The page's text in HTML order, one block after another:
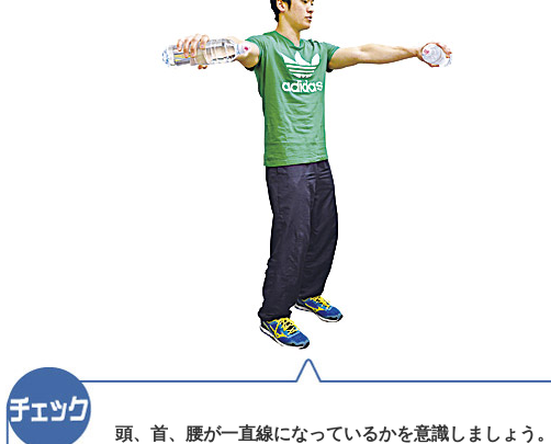
頭、首、腰が一直線になっているかを意識しましょう